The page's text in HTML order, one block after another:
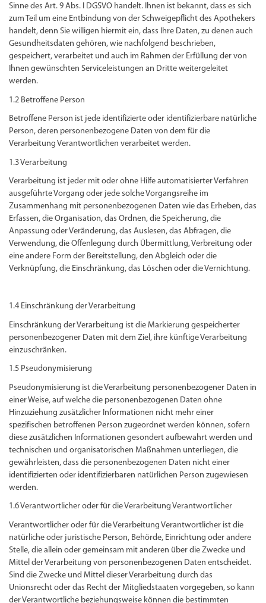
Sinne des Art. 9 Abs. I DGSVO handelt. Ihnen ist bekannt, dass es sich
zum Teil um eine Entbindung von der Schweigepflicht des Apothekers
handelt, denn Sie willigen hiermit ein, dass Ihre Daten, zu denen auch
Gesundheitsdaten gehören, wie nachfolgend beschrieben,
gespeichert, verarbeitet und auch im Rahmen der Erfüllung der von
Ihnen gewünschten Serviceleistungen an Dritte weitergeleitet
werden.
1.2 Betroffene Person
Betroffene Person ist jede identifizierte oder identifizierbare natürliche
Person, deren personenbezogene Daten von dem für die
Verarbeitung Verantwortlichen verarbeitet werden.
1.3 Verarbeitung
Verarbeitung ist jeder mit oder ohne Hilfe automatisierter Verfahren
ausgeführte Vorgang oder jede solche Vorgangsreihe im
Zusammenhang mit personenbezogenen Daten wie das Erheben, das
Erfassen, die Organisation, das Ordnen, die Speicherung, die
Anpassung oder Veränderung, das Auslesen, das Abfragen, die
Verwendung, die Offenlegung durch Übermittlung, Verbreitung oder
eine andere Form der Bereitstellung, den Abgleich oder die
Verknüpfung, die Einschränkung, das Löschen oder die Vernichtung.
1.4 Einschränkung der Verarbeitung
Einschränkung der Verarbeitung ist die Markierung gespeicherter
personenbezogener Daten mit dem Ziel, ihre künftige Verarbeitung
einzuschränken.
1.5 Pseudonymisierung
Pseudonymisierung ist die Verarbeitung personenbezogener Daten in
einer Weise, auf welche die personenbezogenen Daten ohne
Hinzuziehung zusätzlicher Informationen nicht mehr einer
spezifischen betroffenen Person zugeordnet werden können, sofern
diese zusätzlichen Informationen gesondert aufbewahrt werden und
technischen und organisatorischen Maßnahmen unterliegen, die
gewährleisten, dass die personenbezogenen Daten nicht einer
identifizierten oder identifizierbaren natürlichen Person zugewiesen
werden.
1.6 Verantwortlicher oder für die Verarbeitung Verantwortlicher
Verantwortlicher oder für die Verarbeitung Verantwortlicher ist die
natürliche oder juristische Person, Behörde, Einrichtung oder andere
Stelle, die allein oder gemeinsam mit anderen über die Zwecke und
Mittel der Verarbeitung von personenbezogenen Daten entscheidet.
Sind die Zwecke und Mittel dieser Verarbeitung durch das
Unionsrecht oder das Recht der Mitgliedstaaten vorgegeben, so kann
der Verantwortliche beziehungsweise können die bestimmten